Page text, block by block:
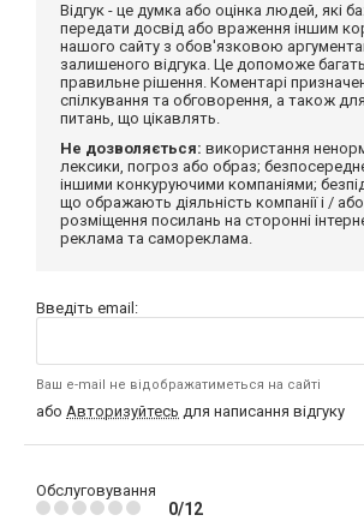
Відгук - це думка або оцінка людей, які
передати досвід або враження іншим
нашого сайту з обов'язковою
залишеного відгука. Це допоможе
правильне рішення. Коментарі
спілкування та обговорення, а також
питань, що цікавлять.
Не дозволяється: використання
лексики, погроз або образ;
іншими конкуруючими компаніями;
що ображають діяльність компанії і / або
розміщення посилань на сторонні
реклама та самореклама.
Введіть email:
Ваш e-mail не відображатиметься на сайті
або Авторизуйтесь для написання відгуку
Обслуговування
0/12